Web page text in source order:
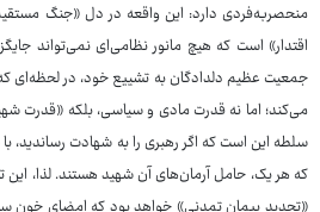
منحصربه‌فردی دارد: این واقعه در دل «جنگ
اقتدار» است که هیچ مانور نظامی‌ای نمی‌تواند
جمعیت عظیم دلدادگان به تشییع خود، در لحظه‌ای
می‌کند؛ اما نه قدرت مادی و سیاسی، بلکه «قدرت
سلطه این است که اگر رهبری را به شهادت رساندید،
که هر یک، حامل آرمان‌های آن شهید هستند. لذا،